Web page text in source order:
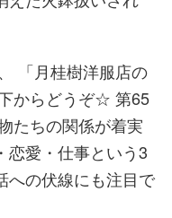
「月桂樹洋服店の
からどうぞ☆ 第65
たちの関係が着実
恋愛・仕事という3
への伏線にも注目で